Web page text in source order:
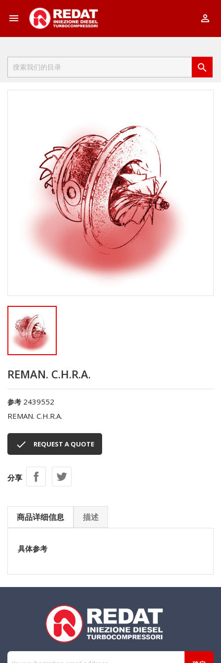
 

REMAN. C.H.R.A.
参考 2439552
REMAN. C.H.R.A.
 REQUEST A QUOTE
分享
商品详细信息 描述
具体参考